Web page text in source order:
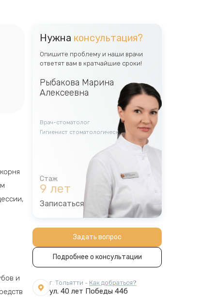
и
Нужна консультация?
Опишите проблему и наши врачи
ответят вам в кратчайшие сроки!
Рыбакова Марина
Алексеевна
Врач-стоматолог
Гигиенист стоматологический
9 лет
Записаться
Задать вопрос
Подробнее о консультации
г. Тольятти - Как добраться?
ул. 40 лет Победы 44б